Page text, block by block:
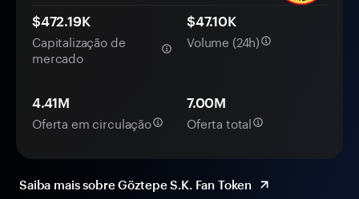
$472.19K
Capitalização de
mercado
$47.10K
Volume (24h)
4.41M
Oferta em circulação
7.00M
Oferta total
Saiba mais sobre Göztepe S.K. Fan Token